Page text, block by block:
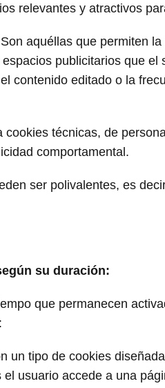
relevantes y atractivos
aquéllas que permiten
publicitarios que el
contenido editado o la
cookies técnicas, de
comportamental.
ser polivalentes, es
su duración:
que permanecen
un tipo de cookies
el usuario accede a una